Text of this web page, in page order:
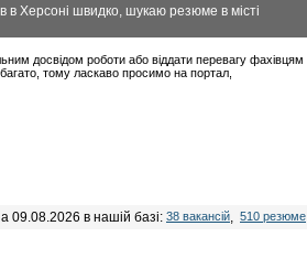
в Херсоні швидко, шукаю резюме в місті
досвідом роботи або віддати перевагу фахівцям
тому ласкаво просимо на портал,
09.08.2026 в нашій базі: 38 вакансій, 510 резюме